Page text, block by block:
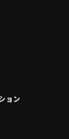
ョン